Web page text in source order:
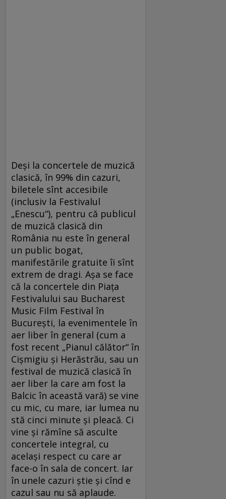
Deşi la concertele de muzică
clasică, în 99% din cazuri,
biletele sînt accesibile
(inclusiv la Festivalul
„Enescu“), pentru că publicul
de muzică clasică din
România nu este în general
un public bogat,
manifestările gratuite îi sînt
extrem de dragi. Aşa se face
că la concertele din Piaţa
Festivalului sau Bucharest
Music Film Festival în
Bucureşti, la evenimentele în
aer liber în general (cum a
fost recent „Pianul călător“ în
Cişmigiu şi Herăstrău, sau un
festival de muzică clasică în
aer liber la care am fost la
Balcic în această vară) se vine
cu mic, cu mare, iar lumea nu
stă cinci minute şi pleacă. Ci
vine şi rămîne să asculte
concertele integral, cu
acelaşi respect cu care ar
face-o în sala de concert. Iar
în unele cazuri ştie şi cînd e
cazul sau nu să aplaude.